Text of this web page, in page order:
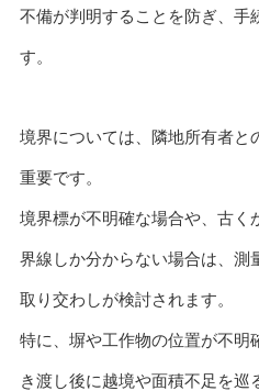
不備が判明することを防ぎ、手
す。
境界については、隣地所有者と
重要です。
境界標が不明確な場合や、古く
界線しか分からない場合は、測
取り交わしが検討されます。
特に、塀や工作物の位置が不明
き渡し後に越境や面積不足を